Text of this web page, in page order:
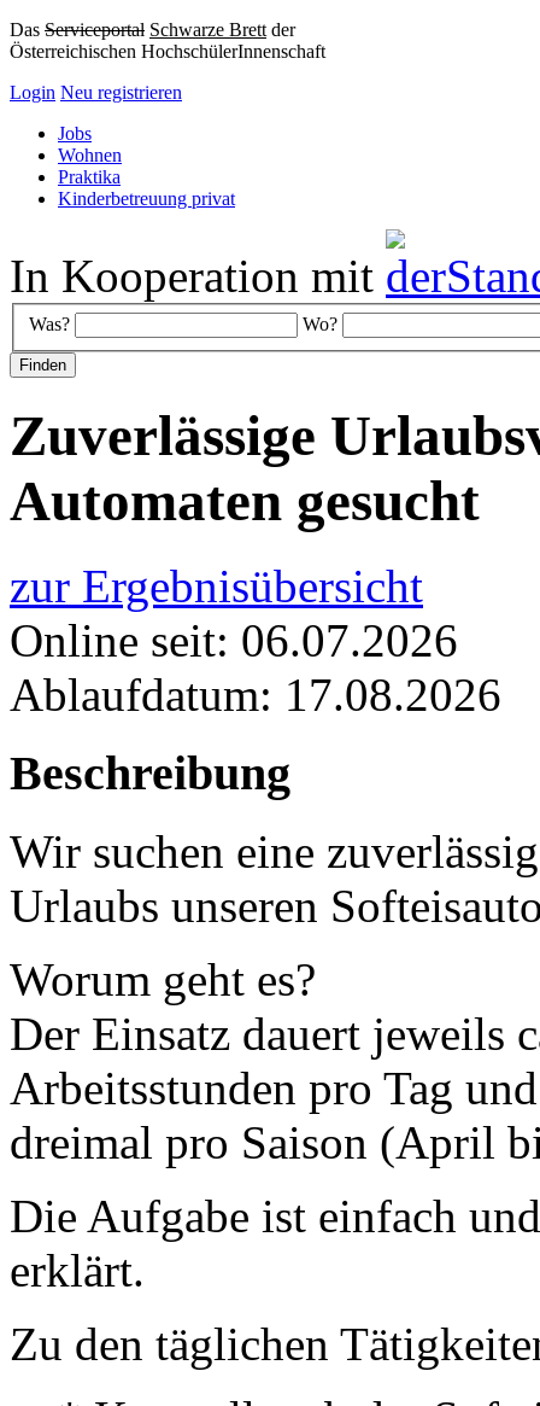
Das Serviceportal Schwarze Brett der
Österreichischen HochschülerInnenschaft
Login Neu registrieren
Jobs
Wohnen
Praktika
Kinderbetreuung privat
In Kooperation mit
Was? Wo?
Zuverlässige
Automaten gesucht
zur Ergebnisübersicht
Online seit: 06.07.2026
Ablaufdatum: 17.08.2026
Beschreibung
Wir suchen eine
Urlaubs unseren
Worum geht es?
Der Einsatz dauert jeweils
Arbeitsstunden pro Tag
dreimal pro Saison (April
Die Aufgabe ist einfach
erklärt.
Zu den täglichen